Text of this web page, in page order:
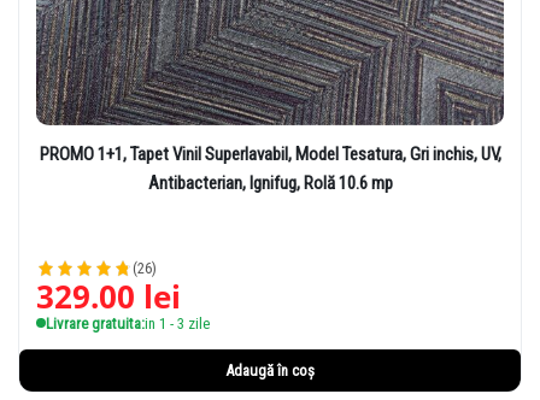
PROMO 1+1, Tapet Vinil Superlavabil, Model Tesatura, Gri inchis, UV,
Antibacterian, Ignifug, Rolă 10.6 mp
(26)
329.00 lei
Livrare gratuita:in 1 - 3 zile
Adaugă în coș